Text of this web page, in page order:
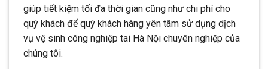
giúp tiết kiệm tối đa thời gian cũng như chi phí cho
quý khách để quý khách hàng yên tâm sử dụng dịch
vụ vệ sinh công nghiệp tai Hà Nội chuyên nghiệp của
chúng tôi.